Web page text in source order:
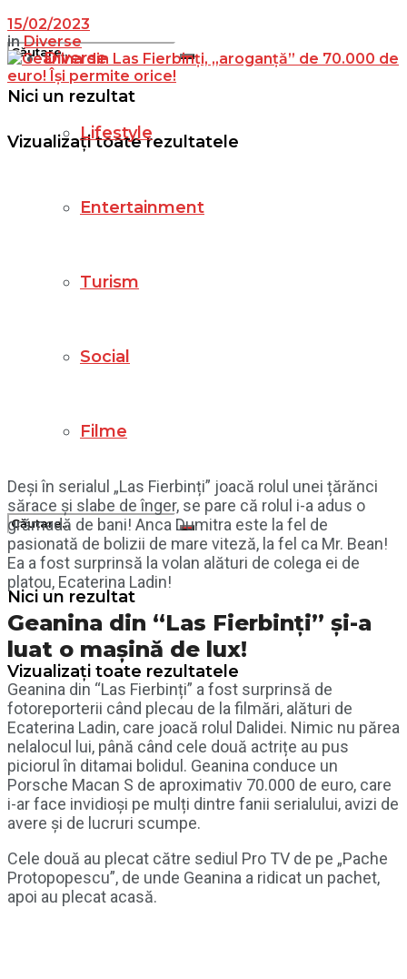
Nici un rezultat
Vizualizați toate rezultatele
Diverse
Lifestyle
Entertainment
Turism
Social
Filme
Nici un rezultat
Vizualizați toate rezultatele
15/02/2023
in Diverse
Deși în serialul „Las Fierbinți” joacă rolul unei țărănci
sărace și slabe de înger, se pare că rolul i-a adus o
grămadă de bani! Anca Dumitra este la fel de
pasionată de bolizii de mare viteză, la fel ca Mr. Bean!
Ea a fost surprinsă la volan alături de colega ei de
platou, Ecaterina Ladin!
Geanina din “Las Fierbinți” și-a
luat o mașină de lux!
Geanina din “Las Fierbinți” a fost surprinsă de
fotoreporterii când plecau de la filmări, alături de
Ecaterina Ladin, care joacă rolul Dalidei. Nimic nu părea
nelalocul lui, până când cele două actrițe au pus
piciorul în ditamai bolidul. Geanina conduce un
Porsche Macan S de aproximativ 70.000 de euro, care
i-ar face invidioși pe mulți dintre fanii serialului, avizi de
avere și de lucruri scumpe.
Cele două au plecat către sediul Pro TV de pe „Pache
Protopopescu”, de unde Geanina a ridicat un pachet,
apoi au plecat acasă.